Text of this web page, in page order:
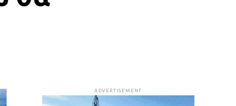
ADVERTISEMENT